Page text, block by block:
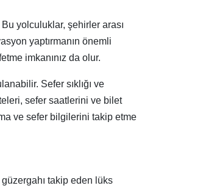
yolculuklar, şehirler arası
yaptırmanın önemli
imkanınız da olur.
Sefer sıklığı ve
sefer saatlerini ve bilet
ve sefer bilgilerini takip etme
takip eden lüks